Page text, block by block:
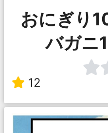
おにぎり
バガニ
12